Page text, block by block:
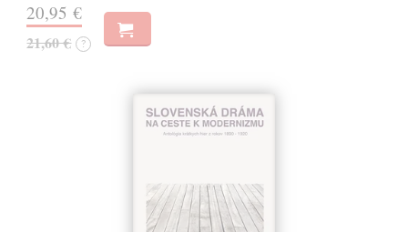
20,95 €
21,60 € ?